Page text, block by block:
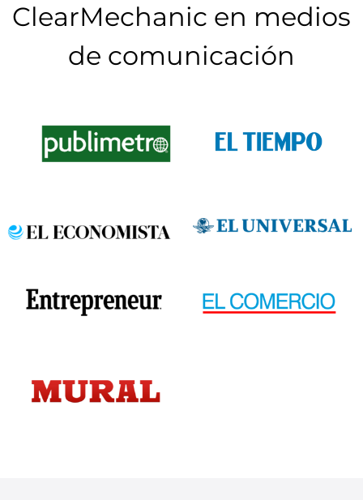
ClearMechanic en medios
de comunicación